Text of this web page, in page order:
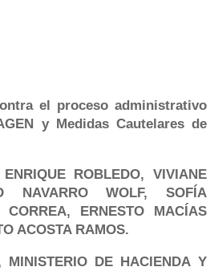
el proceso administrativo
y Medidas Cautelares de
ROBLEDO, VIVIANE
NAVARRO WOLF, SOFÍA
CORREA, ERNESTO MACÍAS
ACOSTA RAMOS.
MINISTERIO DE HACIENDA Y